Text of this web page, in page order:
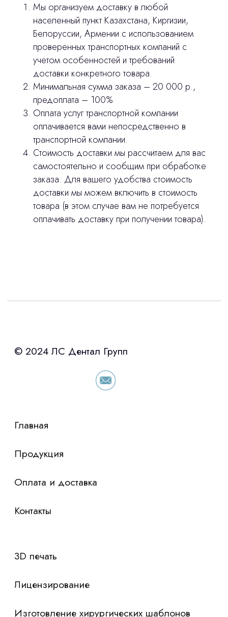
Мы организуем доставку в любой
населенный пункт Казахстана, Киргизии,
Белоруссии, Армении с использованием
проверенных транспортных компаний с
учетом особенностей и требований
доставки конкретного товара.
Минимальная сумма заказа – 20 000 р.,
предоплата – 100%
Оплата услуг транспортной компании
оплачивается вами непосредственно в
транспортной компании.
Стоимость доставки мы рассчитаем для вас
самостоятельно и сообщим при обработке
заказа. Для вашего удобства стоимость
доставки мы можем включить в стоимость
товара (в этом случае вам не потребуется
оплачивать доставку при получении товара).
Интересует лизинг?
«Уралпромлизинг» подберем выгодные
условия по лизингу оборудования,
просто оставьте контакты чтобы мы
сориентировали по условиям